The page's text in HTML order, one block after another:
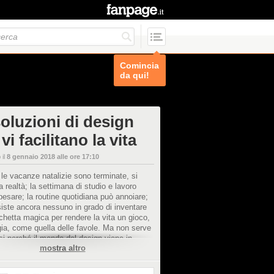
Comincia
da qui!
di design
facilitano la vita
il 8 gennaio 2018 alle ore 17:10
vacanze natalizie sono terminate, si
realtà; la settimana di studio e lavoro
la routine quotidiana può annoiare;
ancora nessuno in grado di inventare
magica per rendere la vita un gioco,
come quella delle favole. Ma non serve
perché il mondo del design viene in
con tanti oggetti utili che possono
la vostra vita. Da quando si è bambini
la bacchetta magica per realizzare
mostra altro